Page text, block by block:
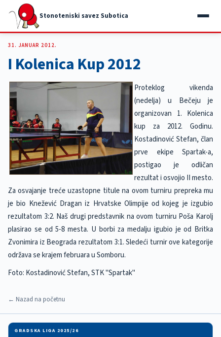
Stonoteniski savez Subotica
31. JANUAR 2012.
I Kolenica Kup 2012
Proteklog vikenda
(nedelja) u Bečeju je
organizovan 1. Kolenica
kup za 2012. Godinu.
Kostadinović Stefan, član
prve ekipe Spartak-a,
postigao je odličan
rezultat i osvojio II mesto.
Za osvajanje treće uzastopne titule na ovom turniru prepreka mu
je bio Knežević Dragan iz Hrvatske Olimpije od kojeg je izgubio
rezultatom 3:2. Naš drugi predstavnik na ovom turniru Poša Karolj
plasirao se od 5-8 mesta. U borbi za medalju igubio je od Britka
Zvonimira iz Beograda rezultatom 3:1. Sledeći turnir ove kategorije
održava se krajem februara u Somboru.
Foto: Kostadinović Stefan, STK "Spartak"
← Nazad na početnu
GRADSKA LIGA 2025/26